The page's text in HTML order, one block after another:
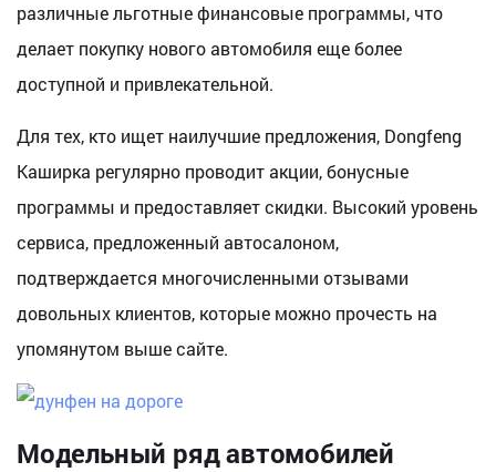
различные льготные финансовые программы, что
делает покупку нового автомобиля еще более
доступной и привлекательной.
Для тех, кто ищет наилучшие предложения, Dongfeng
Каширка регулярно проводит акции, бонусные
программы и предоставляет скидки. Высокий уровень
сервиса, предложенный автосалоном,
подтверждается многочисленными отзывами
довольных клиентов, которые можно прочесть на
упомянутом выше сайте.
Модельный ряд автомобилей